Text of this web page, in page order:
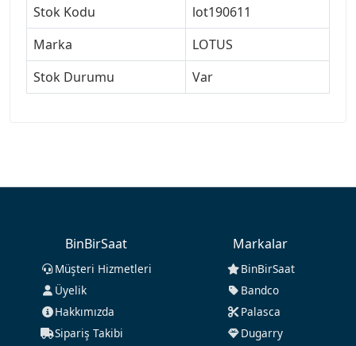
Stok Kodu
lot190611
Marka
LOTUS
Stok Durumu
Var
BinBirSaat
Müşteri Hizmetleri
Üyelik
Hakkımızda
Sipariş Takibi
Markalar
BinBirSaat
Bandco
Palasca
Dugarry